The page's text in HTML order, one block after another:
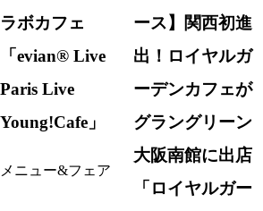
ラボカフェ
「evian® Live
Paris Live
Young!Cafe」
メニュー&フェア
ース】関西初進
出！ロイヤルガ
ーデンカフェが
グラングリーン
大阪南館に出店
「ロイヤルガー